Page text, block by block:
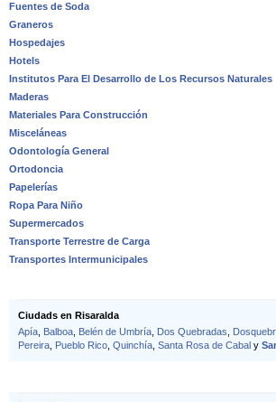
Fuentes de Soda
Graneros
Hospedajes
Hotels
Institutos Para El Desarrollo de Los Recursos Naturales
Maderas
Materiales Para Construcción
Misceláneas
Odontología General
Ortodoncia
Papelerías
Ropa Para Niño
Supermercados
Transporte Terrestre de Carga
Transportes Intermunicipales
Ciudads en Risaralda
Apía Balboa Belén de Umbría Dos Quebradas
Pereira Pueblo Rico Quinchía Santa Rosa de Cabal y